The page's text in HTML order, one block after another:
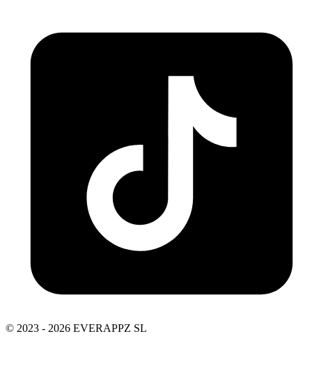
© 2023 - 2026 EVERAPPZ SL